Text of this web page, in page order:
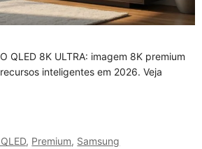
QLED 8K ULTRA: imagem 8K premium
inteligentes em 2026. Veja
, Premium, Samsung